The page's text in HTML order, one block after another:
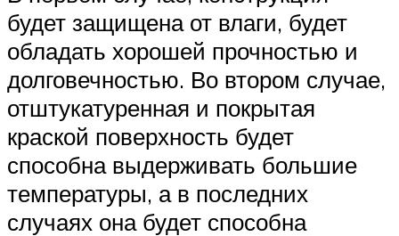
будет защищена от влаги, будет
обладать хорошей прочностью и
долговечностью. Во втором случае,
отштукатуренная и покрытая
краской поверхность будет
способна выдерживать большие
температуры, а в последних
случаях она будет способна